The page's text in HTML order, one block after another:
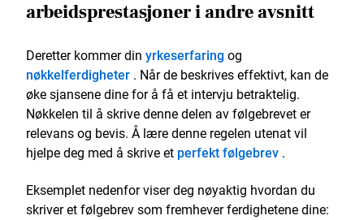
arbeidsprestasjoner i andre avsnitt
Deretter kommer din yrkeserfaringog
nøkkelferdigheter . Når de beskrives effektivt, kan de
øke sjansene dine for å få et intervju betraktelig.
Nøkkelen til å skrive denne delen av følgebrevet er
relevans og bevis. Å lære denne regelen utenat vil
hjelpe deg med å skrive et perfekt følgebrev .
Eksemplet nedenfor viser deg nøyaktig hvordan du
skriver et følgebrev som fremhever ferdighetene dine: